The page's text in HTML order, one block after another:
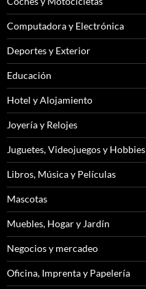
Computadora y Electrónica
Deportes y Exterior
Educación
Hotel y Alojamiento
Joyería y Relojes
Juguetes, Videojuegos y Hobbies
Libros, Música y Películas
Mascotas
Muebles, Hogar y Jardín
Negocios y mercadeo
Oficina, Imprenta y Papelería